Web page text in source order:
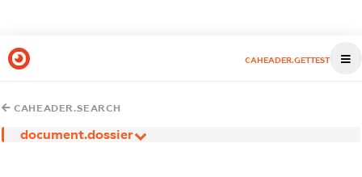
CAHEADER.GETTEST
CAHEADER.SEARCH
document.dossier